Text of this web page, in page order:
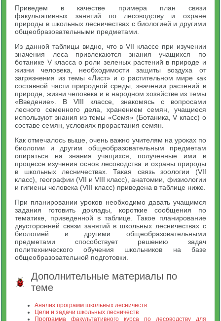
Приведем в качестве примера план связи
факультативных занятий по лесоводству и охране
природы в школьных лесничествах с биологией и другими
общеобразовательными предметами.
Из данной таблицы видно, что в VII классе при изучении
значения леса привлекаются знания учащихся по
ботанике V класса о роли зеленых растений в природе и
жизни человека, необходимости защиты воздуха от
загрязнения из темы «Лист» и о растительном мире как
составной части природной среды, значении растений в
природе, жизни человека и в народном хозяйстве из темы
«Введение». В VIII классе, знакомясь с вопросами
лесного семенного дела, хранением семян, учащиеся
используют знания из темы «Семя» (Ботаника, V класс) о
составе семян, условиях прорастания семян.
Как отмечалось выше, очень важно учителям на уроках по
биологии и другим общеобразовательным предметам
опираться на знания учащихся, полученные ими в
процессе изучения основ лесоводства и охраны природы
в школьных лесничествах. Такая связь зоологии (VII
класс), географии (VII и VIII класс), анатомии, физиологии
и гигиены человека (VIII класс) приведена в таблице ниже.
При планировании уроков необходимо давать учащимся
задания готовить доклады, короткие сообщения по
тематике, приведенной в таблице. Такое планирование
двусторонней связи занятий в школьных лесничествах с
биологией и другими общеобразовательными
предметами способствует решению задач
политехнического обучения школьников на базе
общеобразовательной подготовки.
Дополнительные материалы по
теме
Анализ программ школьных лесничеств
Цели и задачи школьных лесничеств
Программа факультативного курса по лесоводству для